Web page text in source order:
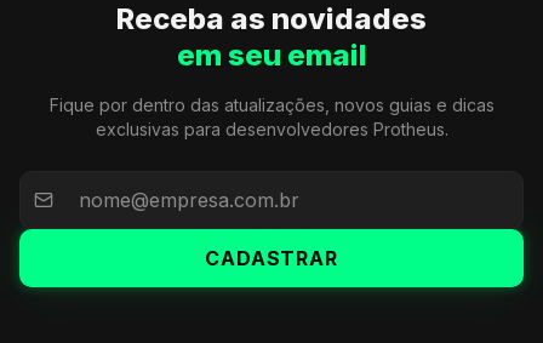
Receba as novidades
em seu email
Fique por dentro das atualizações, novos guias e dicas
exclusivas para desenvolvedores Protheus.
CADASTRAR